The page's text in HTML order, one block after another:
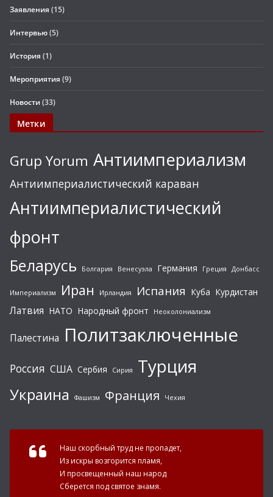
Заявления (15)
Интервью(5)
История (1)
Мероприятия (9)
Новости(33)
Метки
Grup Yorum Антиимпериализм
Антиимпериалистический караван
Антиимпериалистический
фронт
Беларусь Болгария Венесуэла Германия Греция Донбасс
Империализм Иран Ирландия Испания Куба Курдистан
Латвия НАТО Народный фронт Неоколониализм
Палестина Политзаключенные
Россия США Сербия Сирия Турция
Украина Фашизм Франция Чехия
Наш скорбный труд не пропадет,
Из искры возгорится пламя,
И просвещенный наш народ
Сберется под святое знамя.